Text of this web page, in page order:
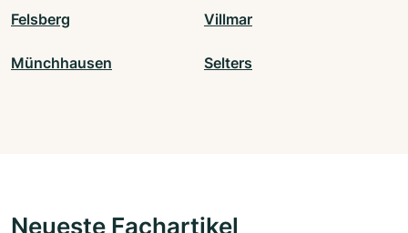
Felsberg Villmar
Münchhausen Selters
Neueste Fachartikel